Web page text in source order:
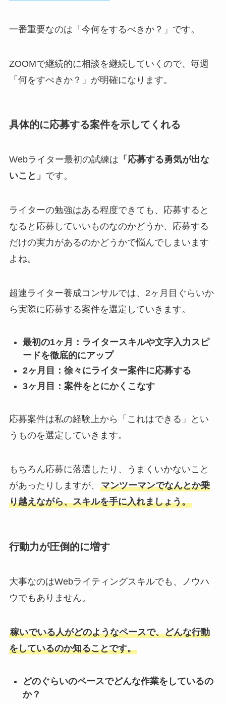
一番重要なのは「今何をするべきか？」です。
ZOOMで継続的に相談を継続していくので、毎週
「何をすべきか？」が明確になります。
具体的に応募する案件を示してくれる
Webライター最初の試練は 「応募する勇気が出な
いこと」 です。
ライターの勉強はある程度できても、応募すると
なると応募していいものなのかどうか、応募する
だけの実力があるのかどうかで悩んでしまいます
よね。
超速ライター養成コンサルでは、2ヶ月目ぐらいか
ら実際に応募する案件を選定していきます。
最初の1ヶ月：ライタースキルや文字入力スピ
ードを徹底的にアップ
2ヶ月目：徐々にライター案件に応募する
3ヶ月目：案件をとにかくこなす
応募案件は私の経験上から「これはできる」とい
うものを選定していきます。
もちろん応募に落選したり、うまくいかないこと
があったりしますが、 マンツーマンでなんとか乗
り越えながら、スキルを手に入れましょう。
行動力が圧倒的に増す
大事なのはWebライティングスキルでも、ノウハ
ウでもありません。
稼いでいる人がどのようなペースで、どんな行動
をしているのか知ることです。
どのぐらいのペースでどんな作業をしているの
か？